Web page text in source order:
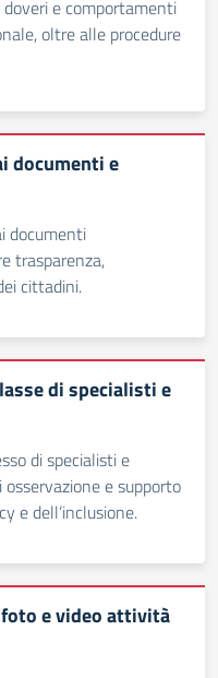
e comportamenti
oltre alle procedure
documenti e
documenti
trasparenza,
cittadini.
di specialisti e
di specialisti e
e supporto
e dell’inclusione.
e video attività